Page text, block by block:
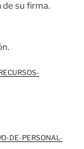
de su firma.
DE-PERSONAL-